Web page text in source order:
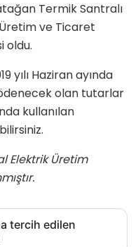
Termik Santralı
ve Ticaret
oldu.
yılı Haziran ayında
olan tutarlar
kullanılan
Elektrik Üretim
tercih edilen